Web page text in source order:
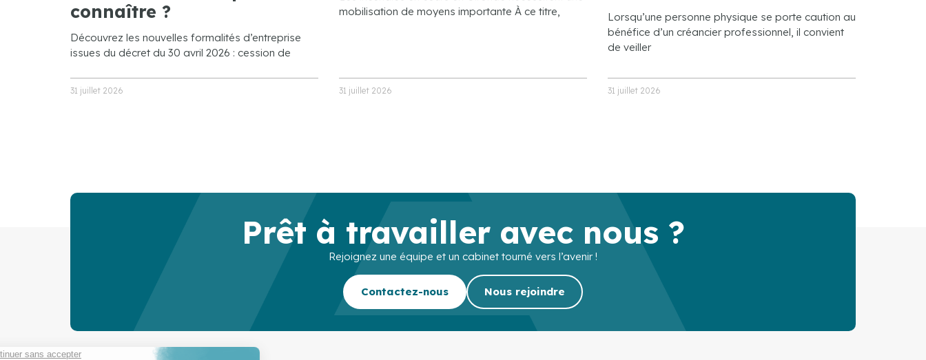
connaître ?
Découvrez les nouvelles formalités d’entreprise
issues du décret du 30 avril 2026 : cession de
31 juillet 2026
mobilisation de moyens importante À ce titre,
31 juillet 2026
Lorsqu’une personne physique se porte caution au
bénéfice d’un créancier professionnel, il convient
de veiller
31 juillet 2026
Prêt à travailler avec nous ?
Rejoignez une équipe et un cabinet tourné vers l’avenir !
Contactez-nous Nous rejoindre